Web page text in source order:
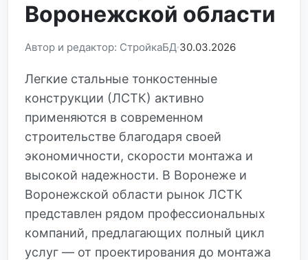
Воронежской области
Автор и редактор: СтройкаБД 30.03.2026
Легкие стальные тонкостенные
конструкции (ЛСТК) активно
применяются в современном
строительстве благодаря своей
экономичности, скорости монтажа и
высокой надежности. В Воронеже и
Воронежской области рынок ЛСТК
представлен рядом профессиональных
компаний, предлагающих полный цикл
услуг — от проектирования до монтажа